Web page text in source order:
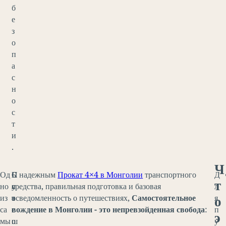
б
е
з
о
п
а
с
н
о
с
т
и
.
Од
но
из
са
мы
Б
л
а
г
о
П
у
т
е
ш
С надежнымПрокат 4×4 в Монголии транспортного
средства, правильная подготовка и базовая
осведомленность о путешествиях,Самостоятельное
вождение в Монголии - это непревзойденная свобода:
Д
л
я
п
у
Ч
т
о
э